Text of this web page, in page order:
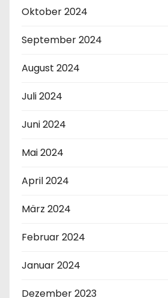
Oktober 2024
September 2024
August 2024
Juli 2024
Juni 2024
Mai 2024
April 2024
März 2024
Februar 2024
Januar 2024
Dezember 2023